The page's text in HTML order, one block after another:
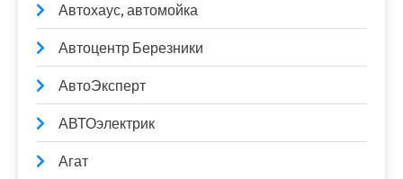
Автохаус, автомойка
Автоцентр Березники
АвтоЭксперт
АВТОэлектрик
Агат